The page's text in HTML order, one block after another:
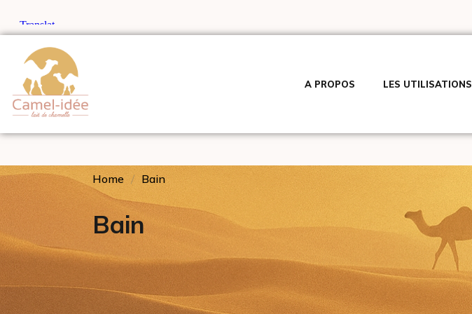
A PROPOS LES UTILISATIONS
Home Bain
Bain